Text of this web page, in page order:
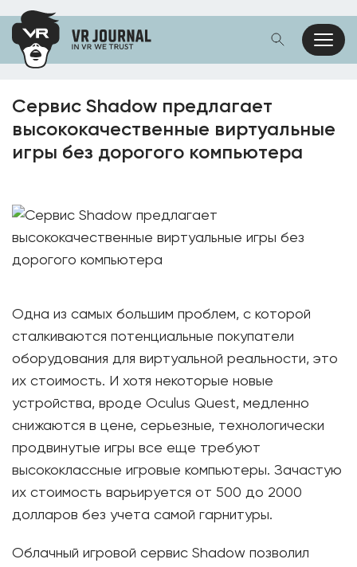
Сервис Shadow предлагает
высококачественные виртуальные
игры без дорогого компьютера
Одна из самых большим проблем, с которой
сталкиваются потенциальные покупатели
оборудования для виртуальной реальности, это
их стоимость. И хотя некоторые новые
устройства, вроде Oculus Quest, медленно
снижаются в цене, серьезные, технологически
продвинутые игры все еще требуют
высококлассные игровые компьютеры. Зачастую
их стоимость варьируется от 500 до 2000
долларов без учета самой гарнитуры.
Облачный игровой сервис Shadow позволил